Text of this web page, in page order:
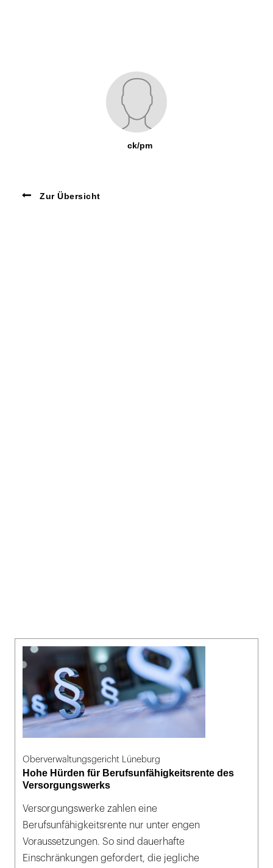
ck/pm
Zur Übersicht
Oberverwaltungsgericht Lüneburg
Hohe Hürden für Berufsunfähigkeitsrente des
Versorgungswerks
Versorgungswerke zahlen eine
Berufsunfähigkeitsrente nur unter engen
Voraussetzungen. So sind dauerhafte
Einschränkungen gefordert, die jegliche